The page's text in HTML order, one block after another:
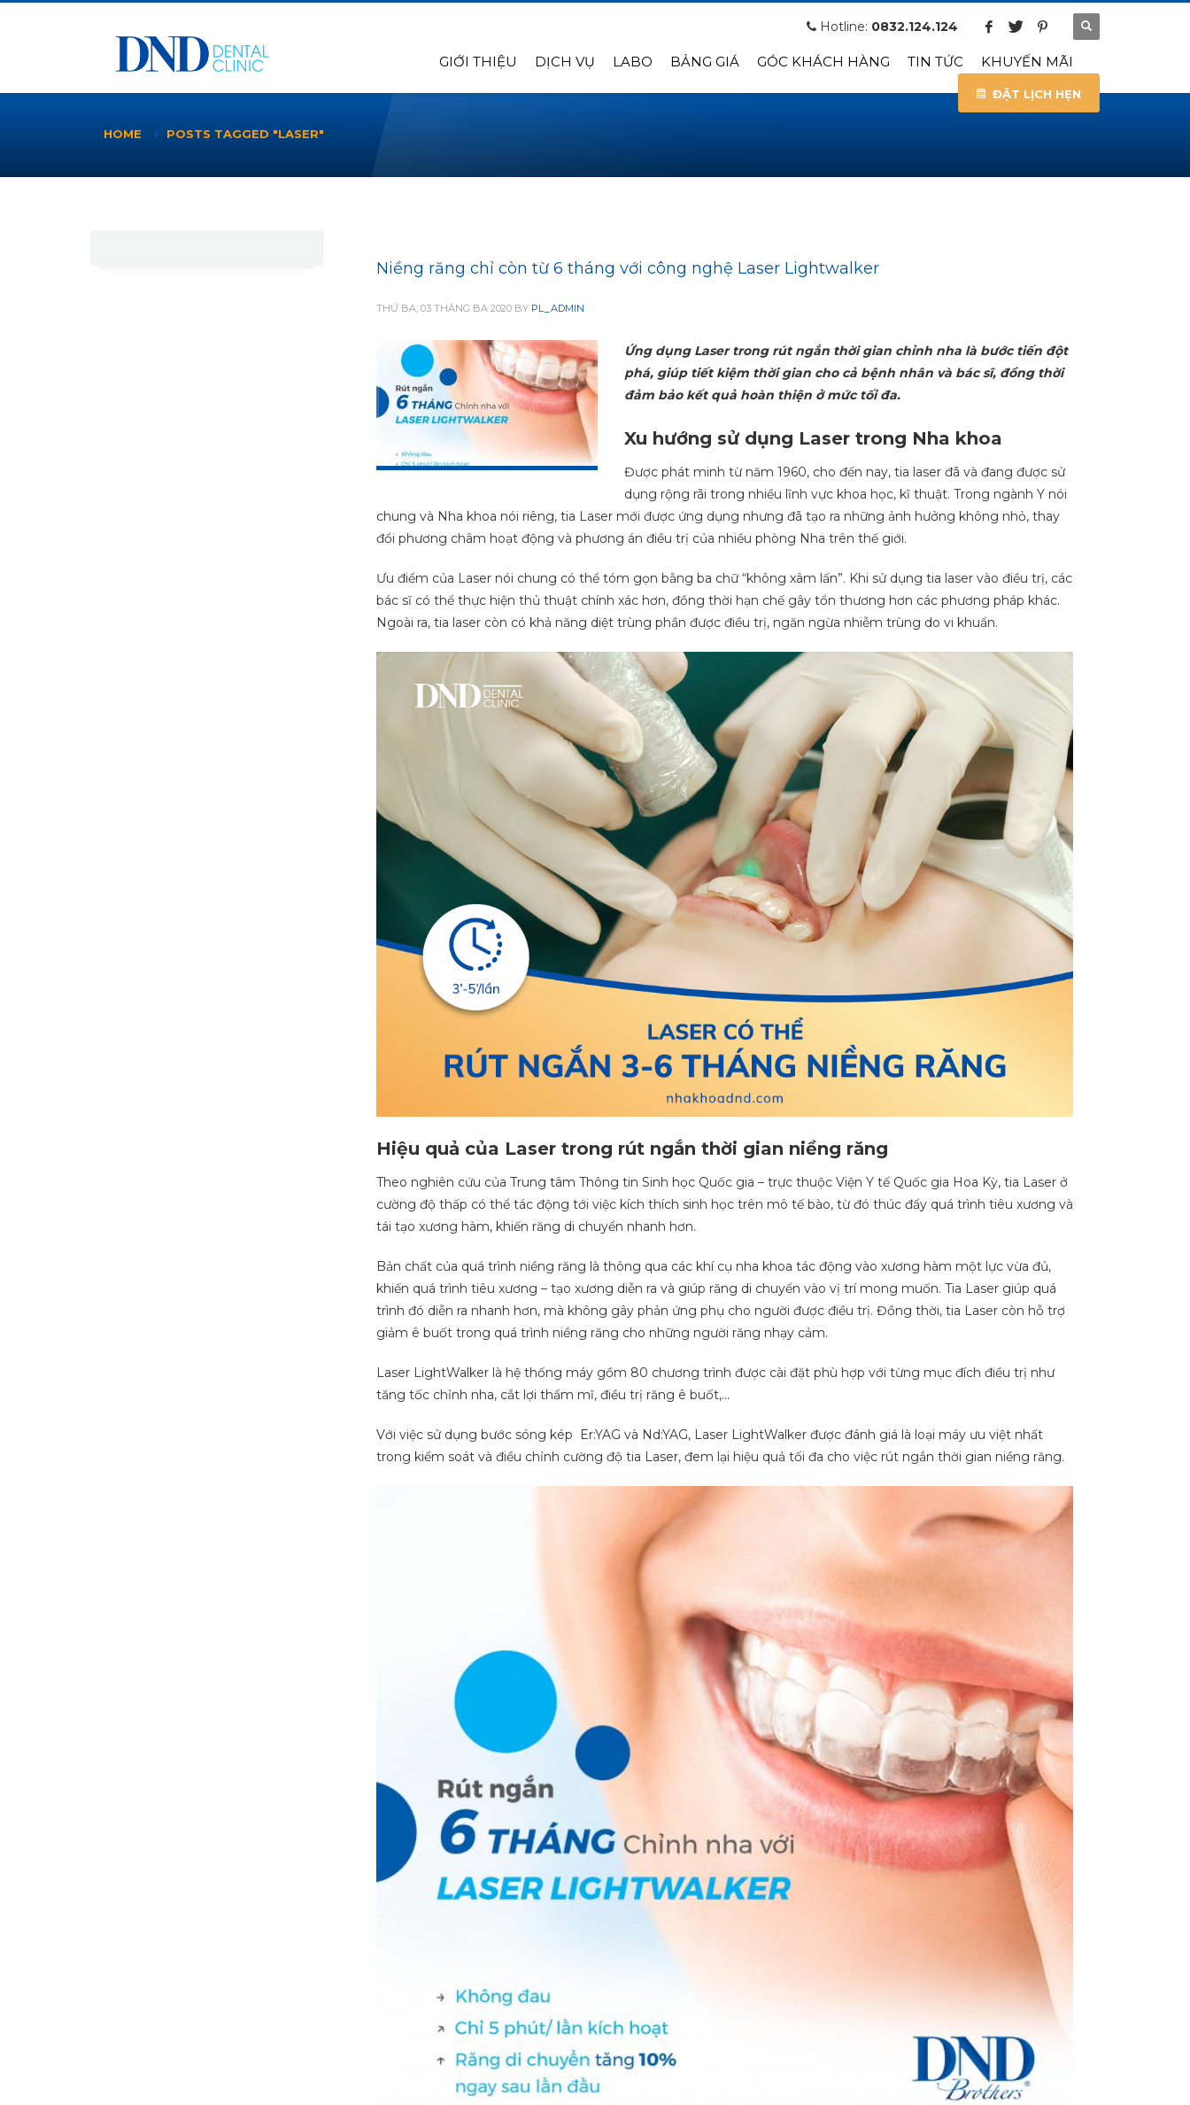
Hotline: 0832.124.124
GIỚI THIỆU DỊCH VỤ LABO BẢNG GIÁ GÓC KHÁCH HÀNG TIN TỨC KHUYẾN MÃI
ĐẶT LỊCH HẸN
HOME POSTS TAGGED "LASER"
Niềng răng chỉ còn từ 6 tháng với công nghệ Laser Lightwalker
THỨ BA, 03 THÁNG BA 2020 BY PL_ADMIN
Ứng dụng Laser trong rút ngắn thời gian chỉnh nha là bước tiến đột
phá, giúp tiết kiệm thời gian cho cả bệnh nhân và bác sĩ, đồng thời
đảm bảo kết quả hoàn thiện ở mức tối đa.
Xu hướng sử dụng Laser trong Nha khoa
Được phát minh từ năm 1960, cho đến nay, tia laser đã và đang được sử
dụng rộng rãi trong nhiều lĩnh vực khoa học, kĩ thuật. Trong ngành Y nói
chung và Nha khoa nói riêng, tia Laser mới được ứng dụng nhưng đã tạo ra những ảnh hưởng không nhỏ, thay
đổi phương châm hoạt động và phương án điều trị của nhiều phòng Nha trên thế giới.
Ưu điểm của Laser nói chung có thể tóm gọn bằng ba chữ “không xâm lấn”. Khi sử dụng tia laser vào điều trị, các
bác sĩ có thể thực hiện thủ thuật chính xác hơn, đồng thời hạn chế gây tổn thương hơn các phương pháp khác.
Ngoài ra, tia laser còn có khả năng diệt trùng phần được điều trị, ngăn ngừa nhiễm trùng do vi khuẩn.
Hiệu quả của Laser trong rút ngắn thời gian niềng răng
Theo nghiên cứu của Trung tâm Thông tin Sinh học Quốc gia – trực thuộc Viện Y tế Quốc gia Hoa Kỳ, tia Laser ở
cường độ thấp có thể tác động tới việc kích thích sinh học trên mô tế bào, từ đó thúc đẩy quá trình tiêu xương và
tái tạo xương hàm, khiến răng di chuyển nhanh hơn.
Bản chất của quá trình niềng răng là thông qua các khí cụ nha khoa tác động vào xương hàm một lực vừa đủ,
khiến quá trình tiêu xương – tạo xương diễn ra và giúp răng di chuyển vào vị trí mong muốn. Tia Laser giúp quá
trình đó diễn ra nhanh hơn, mà không gây phản ứng phụ cho người được điều trị. Đồng thời, tia Laser còn hỗ trợ
giảm ê buốt trong quá trình niềng răng cho những người răng nhạy cảm.
Laser LightWalker là hệ thống máy gồm 80 chương trình được cài đặt phù hợp với từng mục đích điều trị như
tăng tốc chỉnh nha, cắt lợi thẩm mĩ, điều trị răng ê buốt,…
Với việc sử dụng bước sóng kép Er:YAG và Nd:YAG, Laser LightWalker được đánh giá là loại máy ưu việt nhất
trong kiểm soát và điều chỉnh cường độ tia Laser, đem lại hiệu quả tối đa cho việc rút ngắn thời gian niềng răng.